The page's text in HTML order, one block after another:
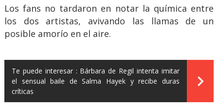
Los fans no tardaron en notar la química entre
los dos artistas, avivando las llamas de un
posible amorío en el aire.
Te puede interesar : Bárbara de Regil intenta imitar
el sensual baile de Salma Hayek y recibe duras
críticas